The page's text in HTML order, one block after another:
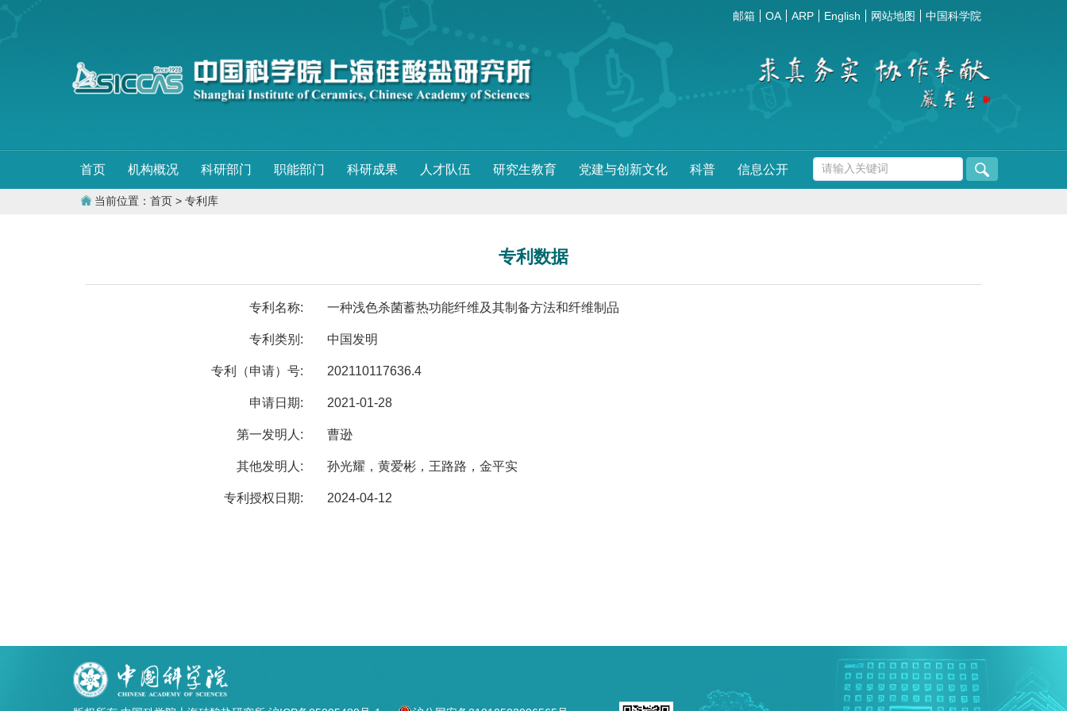
邮箱 OA ARP English 网站地图 中国科学院
首页 机构概况 科研部门 职能部门 科研成果 人才队伍 研究生教育 党建与创新文化 科普 信息公开
当前位置： 首页 > 专利库
专利数据
专利名称: 一种浅色杀菌蓄热功能纤维及其制备方法和纤维制品
专利类别: 中国发明
专利（申请）号: 202110117636.4
申请日期: 2021-01-28
第一发明人: 曹逊
其他发明人: 孙光耀，黄爱彬，王路路，金平实
专利授权日期: 2024-04-12